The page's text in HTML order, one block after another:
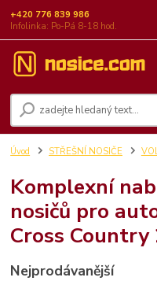
+420 776 839 986
Infolinka: Po-Pá 8-18 hod.
Úvod STŘEŠNÍ NOSIČE
Komplexní
nosičů pro
Cross Country
Nejprodávanější